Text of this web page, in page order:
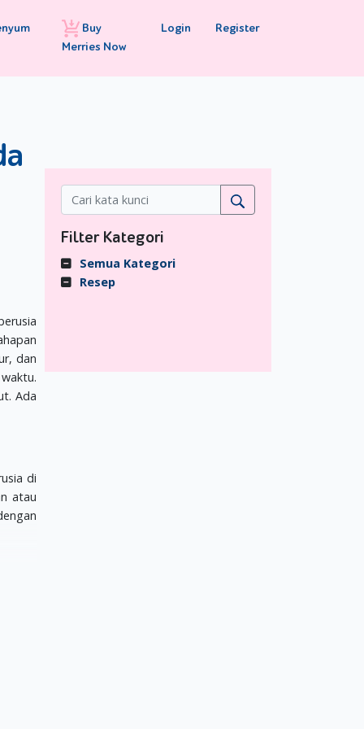
Buy
Merries Now
Login Register
dan
Ada
di
atau
Filter Kategori
Semua Kategori
Resep